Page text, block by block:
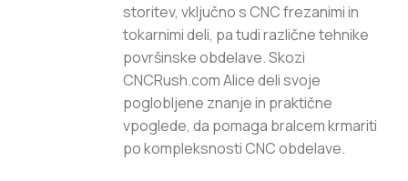
storitev, vključno s CNC frezanimi in
tokarnimi deli, pa tudi različne tehnike
površinske obdelave. Skozi
CNCRush.com Alice deli svoje
poglobljene znanje in praktične
vpoglede, da pomaga bralcem krmariti
po kompleksnosti CNC obdelave.